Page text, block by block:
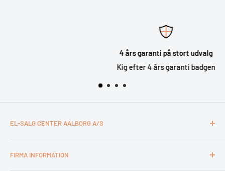
4 års garanti på stort udvalg
Kig efter 4 års garanti badgen
EL-SALG CENTER AALBORG A/S
Otto Mønsteds Vej 6
FIRMA INFORMATION